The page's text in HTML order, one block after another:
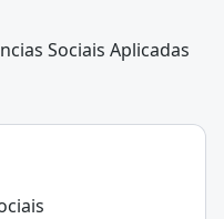
análise de
e planejamento
Sociais Aplicadas